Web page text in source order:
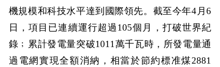
機規模和科技水平達到國際領先。截至今年4月6
日，項目已連續運行超過105個月，打破世界紀
錄﹔累計發電量突破1011萬千瓦時，所發電量通
過電網實現全額消納，相當於節約標准煤2881